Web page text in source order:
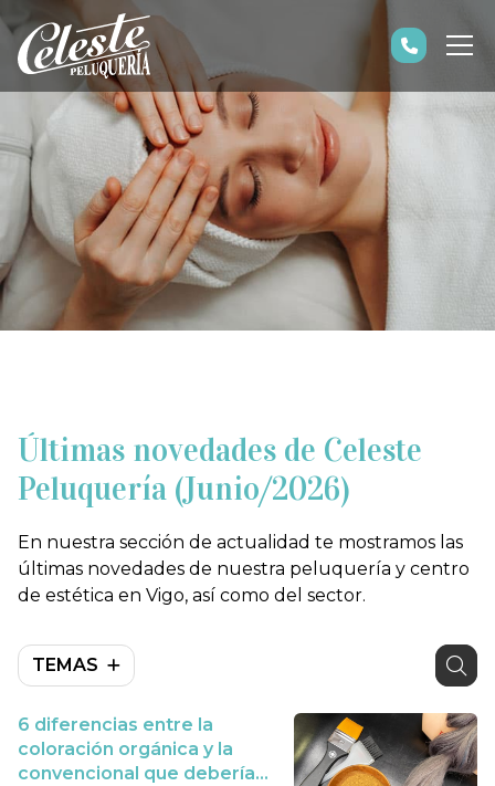
Últimas novedades de Celeste
Peluquería (Junio/2026)
En nuestra sección de actualidad te mostramos las
últimas novedades de nuestra peluquería y centro
de estética en Vigo, así como del sector.
TEMAS
6 diferencias entre la
coloración orgánica y la
convencional que deberías